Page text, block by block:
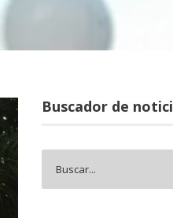
Buscador de